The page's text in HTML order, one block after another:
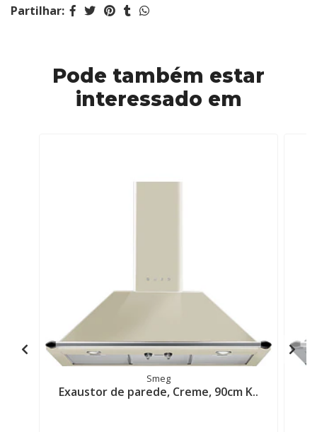
Partilhar:
Pode também estar
interessado em
Smeg
Exaustor de parede, Creme, 90cm K..